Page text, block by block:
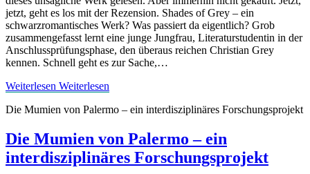
jetzt, geht es los mit der Rezension. Shades of Grey – ein
schwarzromantisches Werk? Was passiert da eigentlich? Grob
zusammengefasst lernt eine junge Jungfrau, Literaturstudentin in der
Anschlussprüfungsphase, den überaus reichen Christian Grey
kennen. Schnell geht es zur Sache,…
Weiterlesen Weiterlesen
Die Mumien von Palermo – ein interdisziplinäres Forschungsprojekt
Die Mumien von Palermo – ein
interdisziplinäres Forschungsprojekt